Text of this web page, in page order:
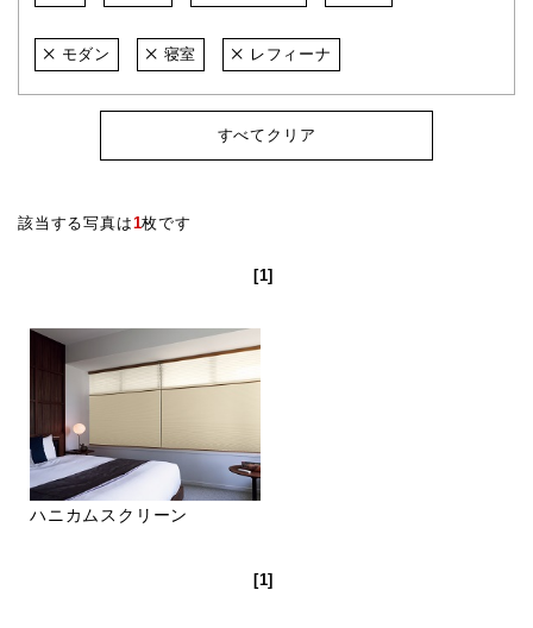
モダン 寝室 レフィーナ
すべてクリア
該当する写真は1枚です
[1]
ハニカムスクリーン
[1]